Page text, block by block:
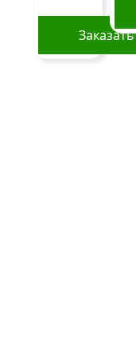
Заказать